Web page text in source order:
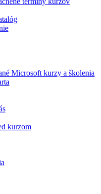
Microsoft kurzy a školenia
kurzom